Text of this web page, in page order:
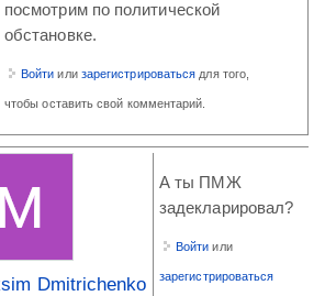
посмотрим по политической
обстановке.
Войти или зарегистрироваться для того,
чтобы оставить свой комментарий.
Dmitrichenko
А ты ПМЖ
задекларировал?
Войти или
зарегистрироваться